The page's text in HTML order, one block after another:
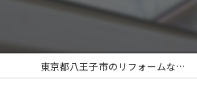
東京都八王子市のリフォームならコスモトーヨー住器株式会社